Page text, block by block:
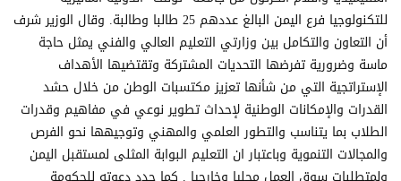
للتكنولوجيا فرع اليمن البالغ عددهم 25 طالبا وطالبة. وقال الوزير شرف
أن التعاون والتكامل بين وزارتي التعليم العالي والفني يمثل حاجة
ماسة وضرورية تفرضها التحديات المشتركة وتقتضيها الأهداف
الإستراتجية التي من شأنها تعزيز مكتسبات الوطن من خلال حشد
القدرات والإمكانات الوطنية لإحداث تطوير نوعي في مفاهيم وقدرات
الطلاب بما يتناسب والتطور العلمي والمهني وتوجيهها نحو الفرص
والمجالات التنموية وباعتبار ان التعليم البوابة المثلى لمستقبل اليمن